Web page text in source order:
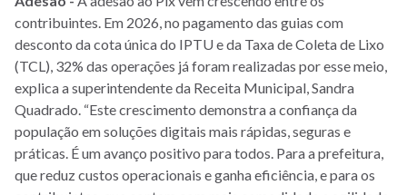
contribuintes. Em 2026, no pagamento das guias com
desconto da cota única do IPTU e da Taxa de Coleta de Lixo
(TCL), 32% das operações já foram realizadas por esse meio,
explica a superintendente da Receita Municipal, Sandra
Quadrado. “Este crescimento demonstra a confiança da
população em soluções digitais mais rápidas, seguras e
práticas. É um avanço positivo para todos. Para a prefeitura,
que reduz custos operacionais e ganha eficiência, e para os